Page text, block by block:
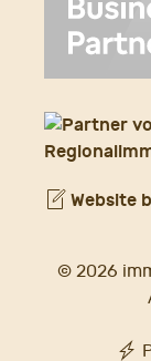
Website
© 2026